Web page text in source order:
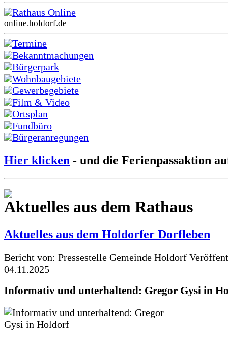
Rathaus Online
online.holdorf.de
Termine
Bekanntmachungen
Bürgerpark
Wohnbaugebiete
Gewerbegebiete
Film & Video
Ortsplan
Fundbüro
Bürgeranregungen
Hier klicken - und die Ferienpassaktion
Aktuelles aus dem Rathaus
Aktuelles aus dem Holdorfer Dorfleben
Bericht von: Pressestelle Gemeinde Holdorf
04.11.2025
Informativ und unterhaltend: Gregor Gysi in